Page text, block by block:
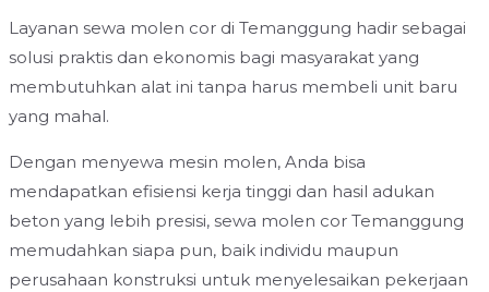
Layanan sewa molen cor di Temanggung hadir sebagai
solusi praktis dan ekonomis bagi masyarakat yang
membutuhkan alat ini tanpa harus membeli unit baru
yang mahal.
Dengan menyewa mesin molen, Anda bisa
mendapatkan efisiensi kerja tinggi dan hasil adukan
beton yang lebih presisi, sewa molen cor Temanggung
memudahkan siapa pun, baik individu maupun
perusahaan konstruksi untuk menyelesaikan pekerjaan